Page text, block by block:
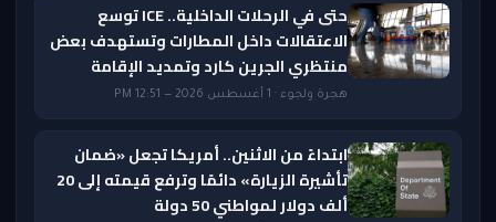
حتى في الرحلات الداخلية.. ICE توسع
الاعتقالات داخل المطارات وتستهدف بعض
منتظري الجرين كارد وتمديد الإقامة
هجرة ولجوء · 1 أغسطس 2026 — 12:51 PM
ابتداءً من الاثنين.. أمريكا تجعل «ضمان
تأشيرة الزيارة» دائمًا وترفع قيمته إلى 20
ألف دولار لمواطني 50 دولة